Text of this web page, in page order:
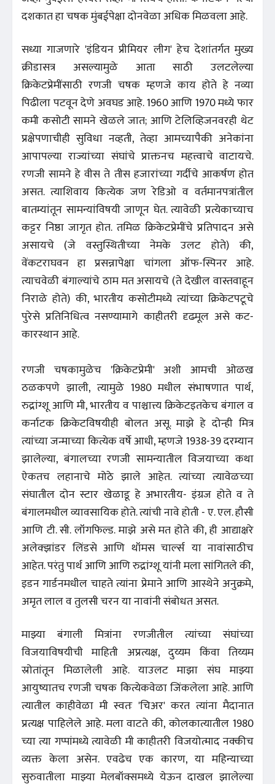
दशकात हा चषक मुंबईपेक्षा दोनवेळा अधिक मिळवला आहे.
सध्या गाजणारे 'इंडियन प्रीमियर लीग' हेच देशांतर्गत मुख्य
क्रीडासत्र असल्यामुळे आता साठी उलटलेल्या
क्रिकेटप्रेमींसाठी रणजी चषक म्हणजे काय होते हे नव्या
पिढीला पटवून देणे अवघड आहे. 1960 आणि 1970 मध्ये फार
कमी कसोटी सामने खेळले जात; आणि टेलिव्हिजनवरही थेट
प्रक्षेपणाचीही सुविधा नव्हती, तेव्हा आमच्यापैकी अनेकांना
आपापल्या राज्यांच्या संघांचे प्राक्तनच महत्त्वाचे वाटायचे.
रणजी सामने हे वीस ते तीस हजारांच्या गर्दीचे आकर्षण होत
असत. त्याशिवाय कित्येक जण रेडिओ व वर्तमानपत्रांतील
बातम्यांतून सामन्यांविषयी जाणून घेत. त्यावेळी प्रत्येकाच्याच
कट्टर निष्ठा जागृत होत. तमिळ क्रिकेटप्रेमींचे प्रतिपादन असे
असायचे (जे वस्तुस्थितीच्या नेमके उलट होते) की,
वेंकटराघवन हा प्रसन्नापेक्षा चांगला ऑफ-स्पिनर आहे.
त्याचवेळी बंगाल्यांचे ठाम मत असायचे (ते देखील वास्तवाहून
निराळे होते) की, भारतीय कसोटीमध्ये त्यांच्या क्रिकेटपटूचे
पुरेसे प्रतिनिधित्व नसण्यामागे काहीतरी दृढमूल असे कट-
कारस्थान आहे.
रणजी चषकामुळेच 'क्रिकेटप्रेमी' अशी आमची ओळख
ठळकपणे झाली, त्यामुळे 1980 मधील संभाषणात पार्थ,
रुद्रांग्शू आणि मी, भारतीय व पाश्चात्त्य क्रिकेटइतकेच बंगाल व
कर्नाटक क्रिकेटविषयीही बोलत असू. माझे हे दोन्ही मित्र
त्यांच्या जन्माच्या कित्येक वर्षे आधी, म्हणजे 1938-39 दरम्यान
झालेल्या, बंगालच्या रणजी सामन्यातील विजयाच्या कथा
ऐकतच लहानाचे मोठे झाले आहेत. त्यांच्या त्यावेळच्या
संघातील दोन स्टार खेळाडू हे अभारतीय- इंग्रज होते व ते
बंगालमधील व्यावसायिक होते. त्यांची नावे होती - ए. एल. हौसी
आणि टी. सी. लॉंगफिल्ड. माझे असे मत होते की, ही आद्याक्षरे
अलेक्झांडर लिंडसे आणि थॉमस चार्ल्स या नावांसाठीच
आहेत. परंतु पार्थ आणि आणि रुद्रांग्शू यांनी मला सांगितले की,
इडन गार्डनमधील चाहते त्यांना प्रेमाने आणि आस्थेने अनुक्रमे,
अमृत लाल व तुलसी चरन या नावांनी संबोधत असत.
माझ्या बंगाली मित्रांना रणजीतील त्यांच्या संघांच्या
विजयाविषयीची माहिती अप्रत्यक्ष, दुय्यम किंवा तिय्यम
स्रोतांतून मिळालेली आहे. याउलट माझा संघ माझ्या
आयुष्यातच रणजी चषक कित्येकवेळा जिंकलेला आहे. आणि
त्यातील काहीवेळा मी स्वतः 'चिअर' करत त्यांना मैदानात
प्रत्यक्ष पाहिलेले आहे. मला वाटते की, कोलकात्यातील 1980
च्या त्या गप्पांमध्ये त्यावेळी मी काहीतरी विजयोत्माद नक्कीच
व्यक्त केला असेन. एवढेच एक कारण, या महिन्याच्या
सुरुवातीला माझ्या मेलबॉक्समध्ये येऊन दाखल झालेल्या